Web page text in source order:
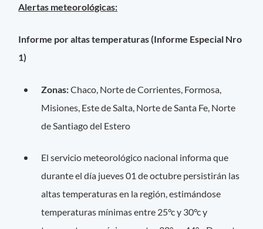
Alertas meteorológicas:
Informe por altas temperaturas (Informe Especial Nro
1)
Zonas:Chaco, Norte de Corrientes, Formosa,
Misiones, Este de Salta, Norte de Santa Fe, Norte
de Santiago del Estero
El servicio meteorológico nacional informa que
durante el día jueves 01 de octubre persistirán las
altas temperaturas en la región, estimándose
temperaturas mínimas entre 25°c y 30°c y